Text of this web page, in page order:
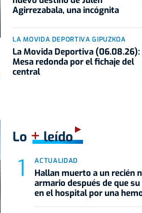
Agirrezabala, una incógnita
LA MOVIDA DEPORTIVA GIPUZKOA
La Movida Deportiva (06.08.26):
Mesa redonda por el fichaje del
central
Lo +leído
ACTUALIDAD
Hallan muerto a un recién
armario después de que
en el hospital por una